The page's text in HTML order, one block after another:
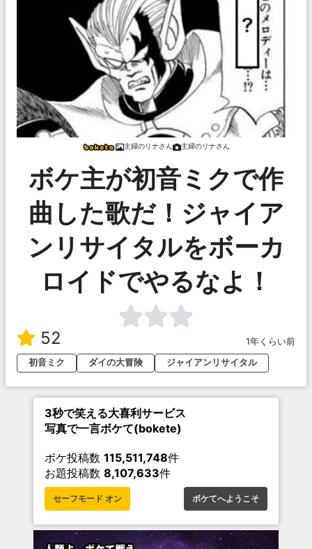
主婦のリナさん 主婦のリナさん
ボケ主が初音ミクで作
曲した歌だ！ジャイア
ンリサイタルをボーカ
ロイドでやるなよ！
52
1年くらい前
初音ミク
ダイの大冒険 ジャイアンリサイタル
3秒で笑える大喜利サービス
写真で一言ボケて(bokete)
ボケ投稿数 115,511,748件
お題投稿数 8,107,633件
セーフモード オン ボケてへようこそ